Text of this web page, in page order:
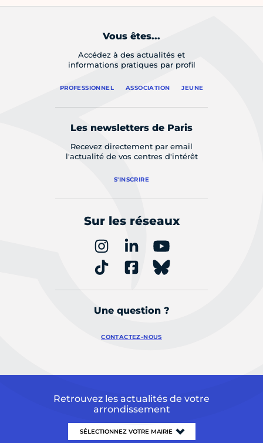
Vous êtes...
Accédez à des actualités et
informations pratiques par profil
PROFESSIONNEL ASSOCIATION JEUNE
Les newsletters de Paris
Recevez directement par email
l'actualité de vos centres d'intérêt
S'INSCRIRE
Sur les réseaux
Une question ?
CONTACTEZ-NOUS
Retrouvez les actualités de votre
arrondissement